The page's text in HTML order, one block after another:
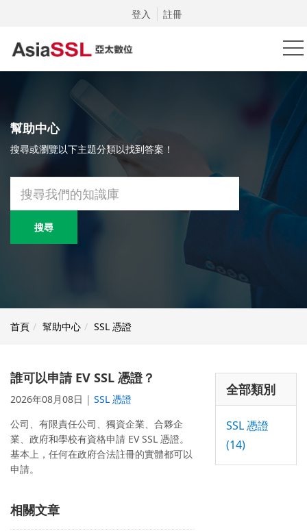
登入 註冊
幫助中心
搜尋或瀏覽以下主題分類以找到答案！
搜尋
首頁 幫助中心 SSL 憑證
誰可以申請 EV SSL 憑證？
2026年08月08日 | SSL 憑證
公司、有限責任公司、獨資企業、合夥企
業、政府和學校有資格申請 EV SSL 憑證。
基本上，任何在政府合法註冊的實體都可以
申請。
相關文章
全部類別
SSL 憑證
(14)